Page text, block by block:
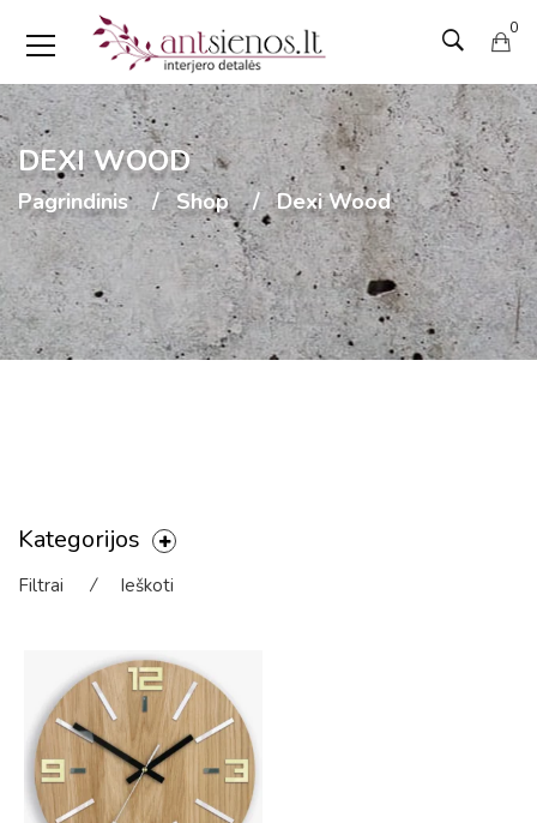
0
DEXI WOOD
Pagrindinis Shop Dexi Wood
Kategorijos
Filtrai ⁄ Ieškoti